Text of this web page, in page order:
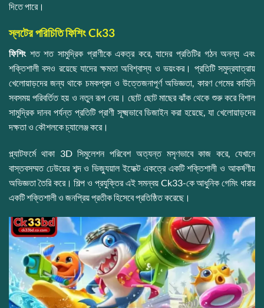
দিতে পারে।
স্লটের পরিচিতি ফিশিং Ck33
ফিশিং শত শত সামুদ্রিক প্রাণীকে একত্র করে, যাদের প্রতিটির গঠন অনন্য এবং
শক্তিশালী বসও রয়েছে যাদের ক্ষমতা অবিশ্বাস্য ও ভয়ংকর। প্রতিটি সমুদ্রযাত্রায়
খেলোয়াড়দের জন্য থাকে চমকপ্রদ ও উত্তেজনাপূর্ণ অভিজ্ঞতা, কারণ গেমের কাহিনি
সবসময় পরিবর্তিত হয় ও নতুন রূপ নেয়। ছোট ছোট মাছের ঝাঁক থেকে শুরু করে বিশাল
সামুদ্রিক দানব পর্যন্ত প্রতিটি প্রাণী সূক্ষ্মভাবে ডিজাইন করা হয়েছে, যা খেলোয়াড়দের
দক্ষতা ও কৌশলকে চ্যালেঞ্জ করে।
প্ল্যাটফর্মে থাকা 3D সিমুলেশন পরিবেশ অত্যন্ত মসৃণভাবে কাজ করে, যেখানে
বাস্তবসম্মত ঢেউয়ের শব্দ ও ভিজ্যুয়াল ইফেক্ট একত্রে একটি শক্তিশালী ও আকর্ষণীয়
অভিজ্ঞতা তৈরি করে। শিল্প ও প্রযুক্তির এই সমন্বয় Ck33-কে আধুনিক গেমিং ধারার
একটি শক্তিশালী ও জনপ্রিয় প্রতীক হিসেবে প্রতিষ্ঠিত করেছে।